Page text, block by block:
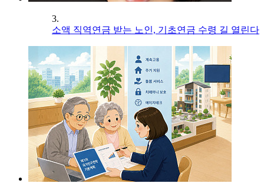
3.
소액 직역연금 받는 노인, 기초연금 수령 길 열린다